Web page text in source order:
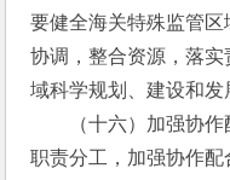
要健全海关特殊监管
协调，整合资源，落
域科学规划、建设和发
（十六）加强协作
职责分工，加强协作